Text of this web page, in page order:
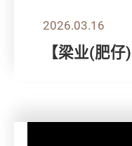
2026.03.16
【梁业(肥